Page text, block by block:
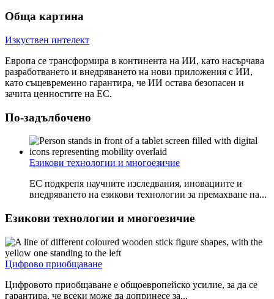
Обща картина
Изкуствен интелект
Европа се трансформира в континента на ИИ, като насърчава
разработването и внедряването на нови приложения с ИИ,
като същевременно гарантира, че ИИ остава безопасен и
зачита ценностите на ЕС.
По-задълбочено
Езикови технологии и многоезичие
ЕС подкрепя научните изследвания, иновациите и
внедряването на езикови технологии за премахване на...
Езикови технологии и многоезичие
Цифрово приобщаване
Цифровото приобщаване е общоевропейско усилие, за да се
гарантира, че всеки може да допринесе за...